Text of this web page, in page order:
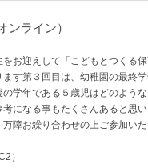
イン）
お迎えして「こどもとつくる
す第３回目は、幼稚園の最終
学年である５歳児はどのよう
になる事もたくさんあると思
障お繰り合わせの上ご参加い
）